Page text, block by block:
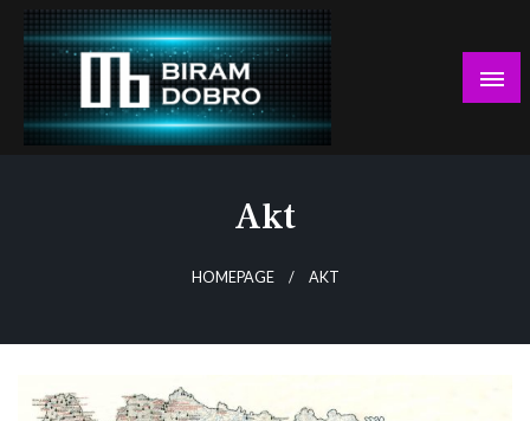
Skip
content
Akt
HOMEPAGE AKT